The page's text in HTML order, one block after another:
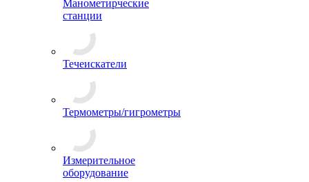
Манометирческие
станции
Течеискатели
Термометры/гигрометры
Измерительное
оборудование